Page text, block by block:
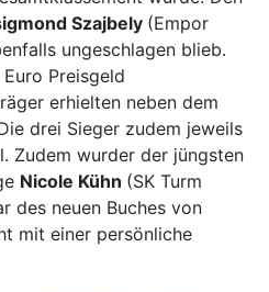
Szajbely (Empor
ungeschlagen blieb.
Preisgeld
erhielten neben dem
drei Sieger zudem jeweils
Zudem wurder der jüngsten
Nicole Kühn (SK Turm
des neuen Buches von
mit einer persönliche